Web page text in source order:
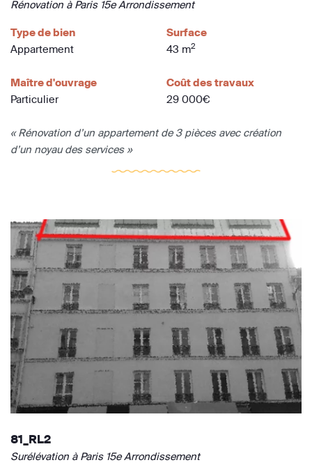
Rénovation à Paris 15e Arrondissement
Type de bien
Appartement
Surface
43 m2
Maître d'ouvrage
Particulier
Coût des travaux
29 000€
« Rénovation d’un appartement de 3 pièces avec création
d’un noyau des services »
81_RL2
Surélévation à Paris 15e Arrondissement